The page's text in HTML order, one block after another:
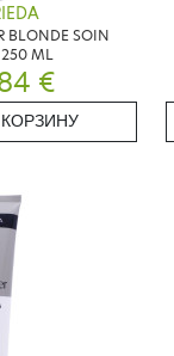
BLONDE SOIN
ML
€